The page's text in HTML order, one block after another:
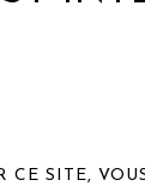
CE SITE,